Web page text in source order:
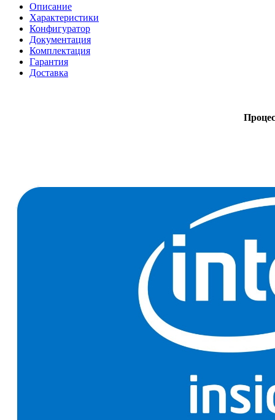
Описание
Характеристики
Конфигуратор
Документация
Комплектация
Гарантия
Доставка